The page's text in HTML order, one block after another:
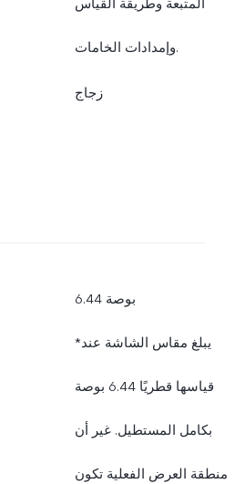
وإمدادات الخامات.
زجاج
6.44 بوصة
*يبلغ مقاس الشاشة عند
قياسها قطريًا 6.44 بوصة
بكامل المستطيل. غير أن
منطقة العرض الفعلية تكون